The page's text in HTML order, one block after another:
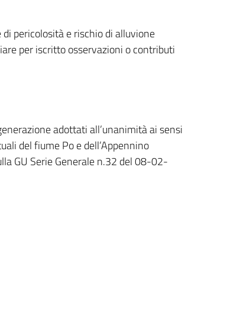
pericolosità e rischio di alluvione
per iscritto osservazioni o contributi
adottati all’unanimità ai sensi
del fiume Po e dell’Appennino
GU Serie Generale n.32 del 08-02-